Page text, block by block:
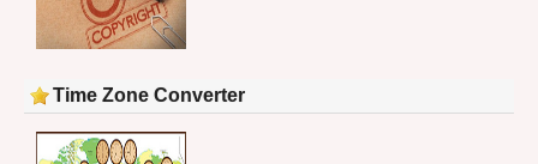
Time Zone Converter